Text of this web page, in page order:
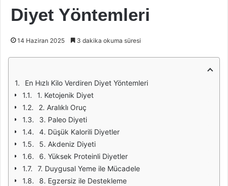
Diyet Yöntemleri
14 Haziran 2025 3 dakika okuma süresi
En Hızlı Kilo Verdiren Diyet Yöntemleri
1. Ketojenik Diyet
2. Aralıklı Oruç
3. Paleo Diyeti
4. Düşük Kalorili Diyetler
5. Akdeniz Diyeti
6. Yüksek Proteinli Diyetler
7. Duygusal Yeme ile Mücadele
8. Egzersiz ile Destekleme